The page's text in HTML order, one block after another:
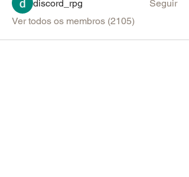
discord_rpg
Seguir
Ver todos os membros (2105)